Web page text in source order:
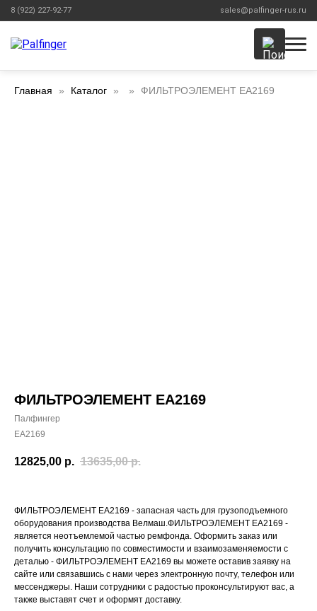
8 (922) 227-92-77 sales@palfinger-rus.ru
Главная Каталог ФИЛЬТРОЭЛЕМЕНТ EA2169
ФИЛЬТРОЭЛЕМЕНТ EA2169
Палфингер
EA2169
12825,00 р. 13635,00 р.
ФИЛЬТРОЭЛЕМЕНТ EA2169 - запасная часть для грузоподъемного
оборудования производства Велмаш.ФИЛЬТРОЭЛЕМЕНТ EA2169 -
является неотъемлемой частью ремфонда. Оформить заказ или
получить консультацию по совместимости и взаимозаменяемости с
деталью - ФИЛЬТРОЭЛЕМЕНТ EA2169 вы можете оставив заявку на
сайте или связавшись с нами через электронную почту, телефон или
мессенджеры. Наши сотрудники с радостью проконсультируют вас, а
также выставят счет и оформят доставку.